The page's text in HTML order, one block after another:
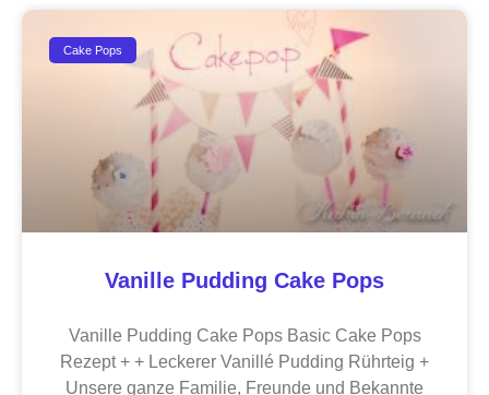
Cake Pops
Vanille Pudding Cake Pops
Vanille Pudding Cake Pops Basic Cake Pops
Rezept + + Leckerer Vanillé Pudding Rührteig +
Unsere ganze Familie, Freunde und Bekannte